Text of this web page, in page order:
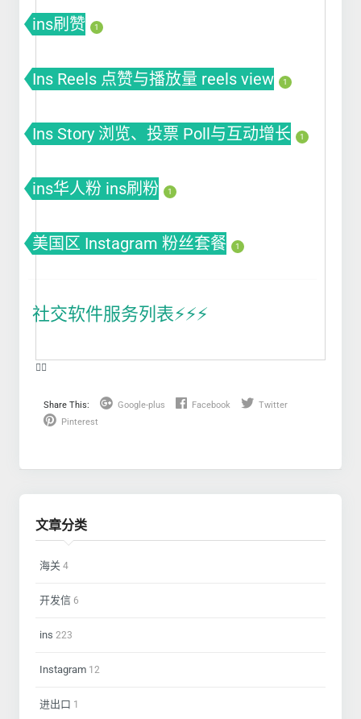
ins刷赞 1
Ins Reels 点赞与播放量 reels view 1
Ins Story 浏览、投票 Poll与互动增长 1
ins华人粉 ins刷粉 1
美国区 Instagram 粉丝套餐 1
社交软件服务列表⚡️⚡️⚡️
❤️‍🔥
Share This: Google-plus Facebook
Twitter
Pinterest
文章分类
海关 4
开发信 6
ins 223
Instagram 12
进出口 1